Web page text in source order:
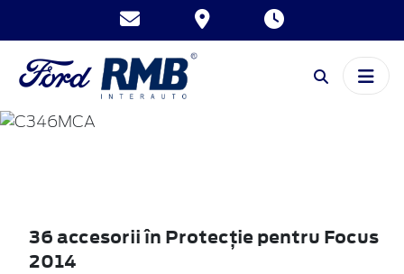
FOCUS
36 accesorii în Protecţie pentru Focus
2014